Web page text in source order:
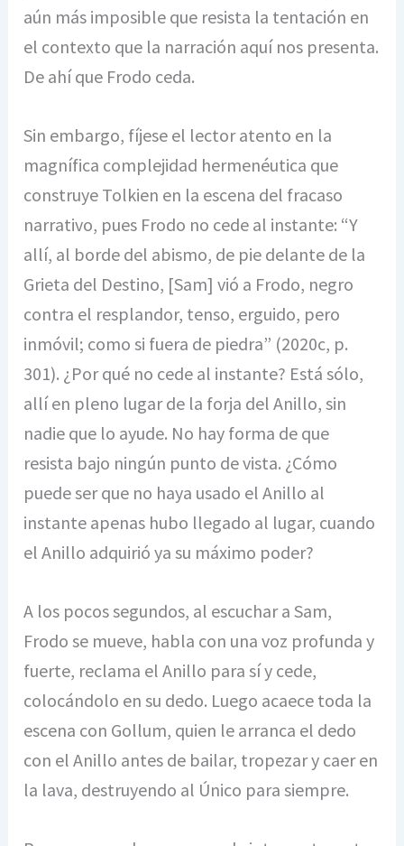
aún más imposible que resista la tentación en
el contexto que la narración aquí nos presenta.
De ahí que Frodo ceda.
Sin embargo, fíjese el lector atento en la
magnífica complejidad hermenéutica que
construye Tolkien en la escena del fracaso
narrativo, pues Frodo no cede al instante: “Y
allí, al borde del abismo, de pie delante de la
Grieta del Destino, [Sam] vió a Frodo, negro
contra el resplandor, tenso, erguido, pero
inmóvil; como si fuera de piedra” (2020c, p.
301). ¿Por qué no cede al instante? Está sólo,
allí en pleno lugar de la forja del Anillo, sin
nadie que lo ayude. No hay forma de que
resista bajo ningún punto de vista. ¿Cómo
puede ser que no haya usado el Anillo al
instante apenas hubo llegado al lugar, cuando
el Anillo adquirió ya su máximo poder?
A los pocos segundos, al escuchar a Sam,
Frodo se mueve, habla con una voz profunda y
fuerte, reclama el Anillo para sí y cede,
colocándolo en su dedo. Luego acaece toda la
escena con Gollum, quien le arranca el dedo
con el Anillo antes de bailar, tropezar y caer en
la lava, destruyendo al Único para siempre.